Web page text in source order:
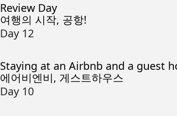
Review Day
여행의 시작, 공항!
Day 12
Staying at an Airbnb and a guest
에어비엔비, 게스트하우스
Day 10